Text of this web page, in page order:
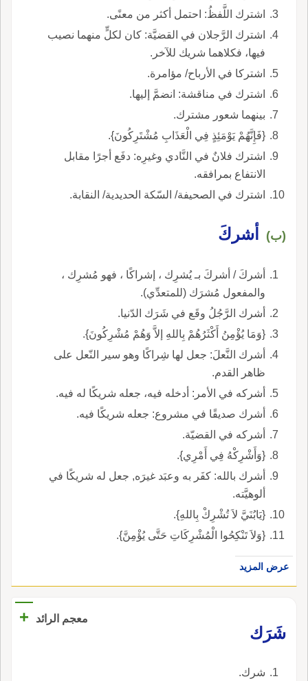
اشترك اللَّفظُ: احتمل أكثر من معنًى.
اشترك الرَّجلان في القضيَّة: كان لكلٍّ منهما نصيب
فيها، فكلاهما شريك للآخر.
اشتركا في الأرباح/ مؤامرة.
اشترك في مناقشة: انضمَّ إليها.
بينهما شعور مشترك.
{فَإِنَّهُمْ يَوْمَئِذٍ فِي الْعَذَابِ مُشْتَرِكُونَ}.
اشترك فلانٌ في النَّادي وغيرِه: دفَع أجرًا مقابل
الانتفاع بمرافقه.
اشترك في الصحيفة/ السّكة الحديدية/ النقابة.
(ب) أشركَ
أشركَ / أشركَ بـ يُشرِك ، إشراكًا ، فهو مُشرِك ،
والمفعول مُشرَك (للمتعدِّي).
أشرك الرَّجُلُ وقَع في شَرَك الدّنيا.
{وَمَا يُؤْمِنُ أَكْثَرُهُمْ بِاللهِ إلاَّ وَهُمْ مُشْرِكُونَ}.
أشرك النَّعلَ: جعل لها شِراكًا وهو سير النّعل على
ظاهر القدم.
أشركه في الأمر: أدخله فيه، جعله شريكًا له فيه.
أشرك صديقًا في مشروع: جعله شريكًا فيه.
أشركه في القضيّة.
{وَأَشْرِكْهُ فِي أَمْرِي}.
أشرك بالله: كفَر به وعبَد غيرَه, جعل له شريكًا في
ألوهيَّته.
{يَابُنَيَّ لاَ تُشْرِكْ بِاللهِ}.
{وَلاَ تَنْكِحُوا الْمُشْرِكَاتِ حَتَّى يُؤْمِنَّ}.
عرض المزيد
معجم الرائد
+
شَرَك
شرك.